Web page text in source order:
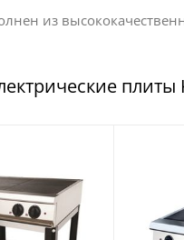
из
плиты